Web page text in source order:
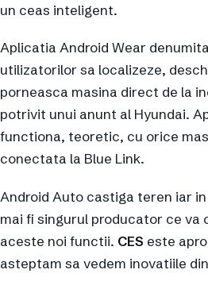
un ceas inteligent.
Aplicatia Android Wear denumita
utilizatorilor sa localizeze,
porneasca masina direct de la
potrivit unui anunt al Hyundai.
functiona, teoretic, cu orice
conectata la Blue Link.
Android Auto castiga teren iar
mai fi singurul producator ce va
aceste noi functii. CES este
asteptam sa vedem inovatiile